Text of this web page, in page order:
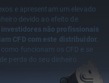
e apresentam um elevado
devido ao efeito de
investidores não profissionais
CFD com este distribuidor.
funcionam os CFD e se
perda do seu dinheiro.